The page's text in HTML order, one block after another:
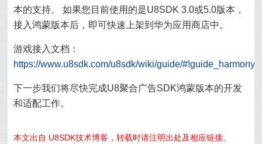
本的支持。 如果您目前使用的是U8SDK 3.0或5.0版本，
接入鸿蒙版本后，即可快速上架到华为应用商店中。
游戏接入文档：
https://www.u8sdk.com/u8sdk/wiki/guide/
下一步我们将尽快完成U8聚合广告SDK鸿蒙版本的开发
和适配工作。
本文出自 U8SDK技术博客，转载时请注明出处及相应链接。